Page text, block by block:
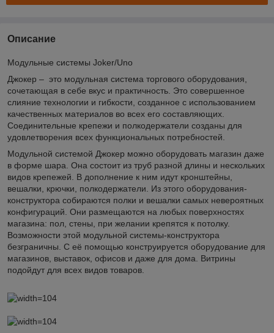
Описание
Модульные системы Joker/Uno
Джокер – это модульная система торгового оборудования,
сочетающая в себе вкус и практичность. Это совершенное
слияние технологии и гибкости, созданное c использованием
качественных материалов во всех его составляющих.
Соединительные крепежи и полкодержатели созданы для
удовлетворения всех функциональных потребностей.
Модульной системой Джокер можно оборудовать магазин даже
в форме шара. Она состоит из труб разной длины и нескольких
видов крепежей. В дополнение к ним идут кронштейны,
вешалки, крючки, полкодержатели. Из этого оборудования-
конструктора собираются полки и вешалки самых невероятных
конфигураций. Они размещаются на любых поверхностях
магазина: пол, стены, при желании крепятся к потолку.
Возможности этой модульной системы-конструктора
безграничны. С её помощью конструируется оборудование для
магазинов, выставок, офисов и даже для дома. Витрины
подойдут для всех видов товаров.